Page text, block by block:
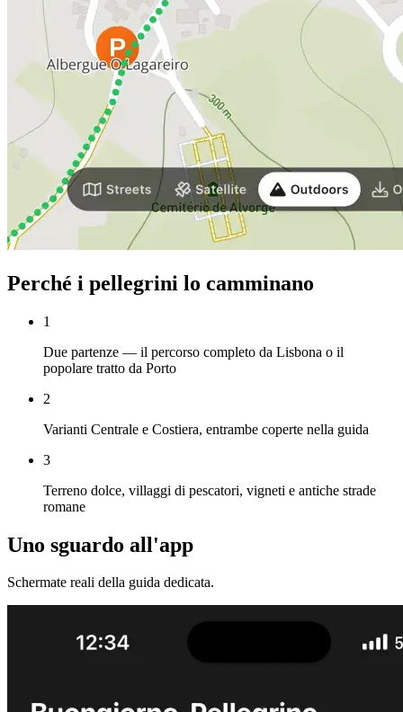
Perché i pellegrini lo camminano
1
Due partenze — il percorso completo da Lisbona o il
popolare tratto da Porto
2
Varianti Centrale e Costiera, entrambe coperte nella guida
3
Terreno dolce, villaggi di pescatori, vigneti e antiche strade
romane
Uno sguardo all'app
Schermate reali della guida dedicata.